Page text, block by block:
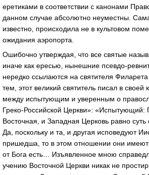
еретиками в соответствии с канонами
данном случае абсолютно неуместны.
известно, происходила не в культовом
ожидания аэропорта.
Ошибочно утверждая, что все святые
иначе как ересью, нынешние псевдо-
нередко ссылаются на святителя
тем, этот великий святитель писал в своей
между испытующим и уверенным о
Греко-Российской Церкви»: «Испытующий:
Восточная, и Западная Церковь равно
Да, поскольку и та, и другая исповедуют
пришедша, то в этом отношении они
от Бога есть… Изъявленное мною
учению Восточной Церкви никак не